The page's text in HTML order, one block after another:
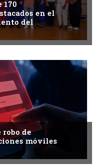
170
en el
del
de
móviles